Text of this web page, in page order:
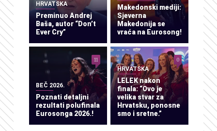
HRVATSKA
Preminuo Andrej
Baša, autor “Don’t
Ever Cry”
Makedonski mediji:
Sjeverna
Makedonija se
vraća na Eurosong!
BEČ 2026.
Poznati detaljni
rezultati polufinala
Eurosonga 2026.!
11
HRVATSKA
LELEK nakon
finala: “Ovo je
velika stvar za
Hrvatsku, ponosne
smo i sretne.”
0